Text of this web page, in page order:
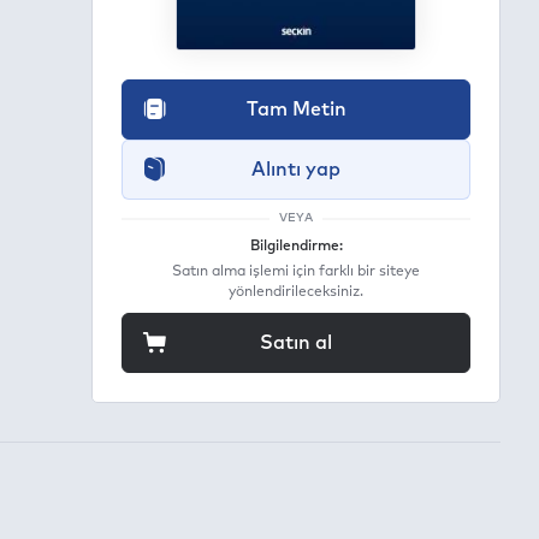
Tam Metin
Alıntı yap
VEYA
Bilgilendirme:
Satın alma işlemi için farklı bir siteye
yönlendirileceksiniz.
Satın al